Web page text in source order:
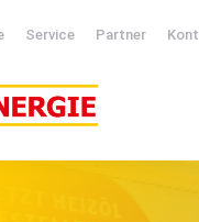
Service Partner